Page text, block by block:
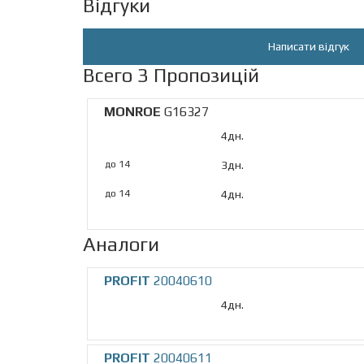
Відгуки
Написати відгук
Всего 3 Пропозицій
MONROE G16327
4дн.
до 14 3дн.
до 14 4дн.
Аналоги
PROFIT 20040610
4дн.
PROFIT 20040611